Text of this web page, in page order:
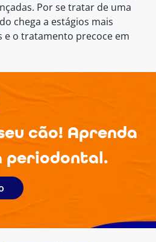
Por se tratar de uma
chega a estágios mais
e o tratamento precoce em
cão! Aprenda
periodontal.